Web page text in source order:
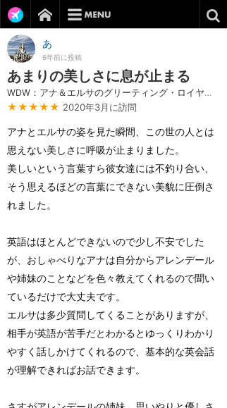
あ
6年前に投稿
あまりの美しさに息が止まる
WDW：アナ＆エルサのグリーティング・ロイヤル・サマーハウス
★★★★★ 2020年3月に訪問
アナとエルサの姿を見た瞬間、この世の人とは
思えない美しさに呼吸が止まりました。
美しいという言葉すら彼女達には不釣り合い、
そう思えるほどの言葉にできない美貌に圧倒さ
れました。
英語はほとんどできないので少し不安でした
が、おしゃべりなアナは自分からアレンデール
や姉妹のことなどを色々教えてくれるので聞い
ているだけで大丈夫です。
エルサは多少質問してくることがありますが、
相手が英語が苦手だとわかるとゆっくりわかり
やすく話しかけてくれるので、基本的な英会話
が理解できればお話できます。